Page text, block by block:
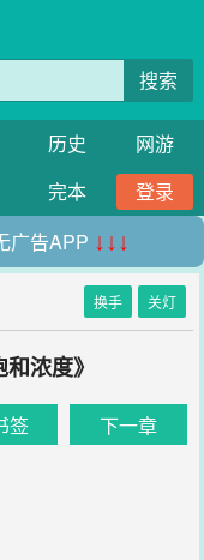
搜索
历史
网游
完本
登录
广告APP ↓↓↓
换手 关灯
浓度》
签 下一章